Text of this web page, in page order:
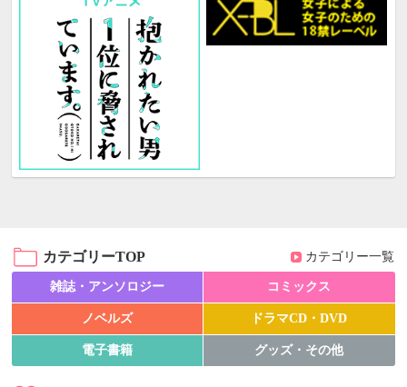
カテゴリーTOP カテゴリー一覧
雑誌・アンソロジー コミックス
ノベルズ ドラマCD・DVD
電子書籍 グッズ・その他